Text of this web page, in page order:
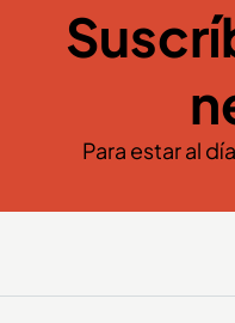
Para estar al